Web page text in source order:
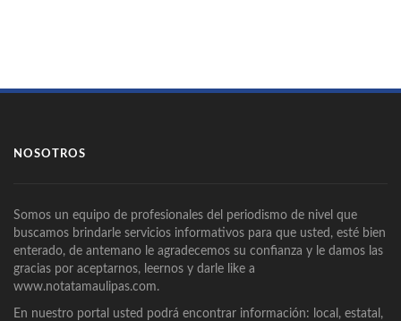
NOSOTROS
Somos un equipo de profesionales del periodismo de nivel que
buscamos brindarle servicios informativos para que usted, esté bien
enterado, de antemano le agradecemos su confianza y le damos las
gracias por aceptarnos, leernos y darle like a
www.notatamaulipas.com.
En nuestro portal usted podrá encontrar información: local, estatal,